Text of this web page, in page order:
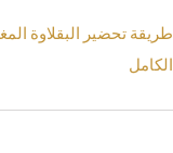
طريقة تحضير البقلاوة
الكامل